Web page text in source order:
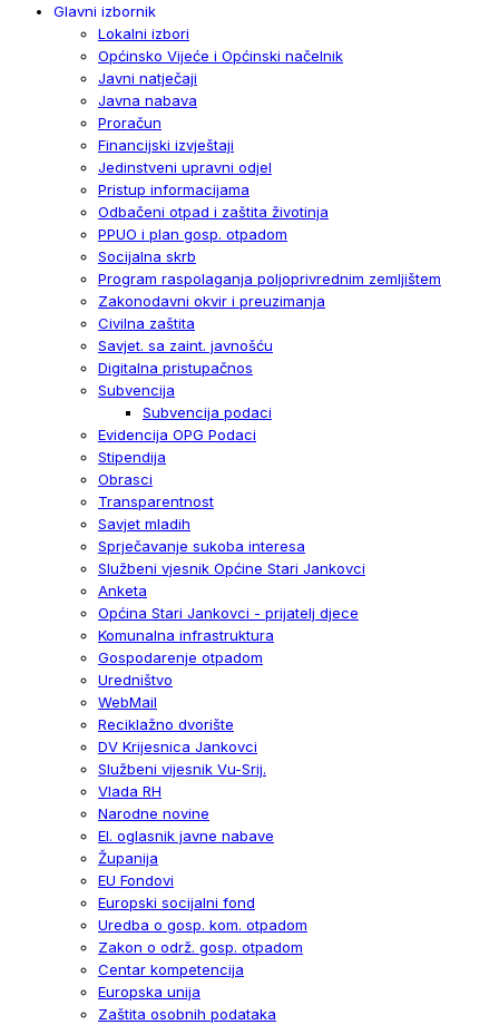
Glavni izbornik
Lokalni izbori
Općinsko Vijeće i Općinski načelnik
Javni natječaji
Javna nabava
Proračun
Financijski izvještaji
Jedinstveni upravni odjel
Pristup informacijama
Odbačeni otpad i zaštita životinja
PPUO i plan gosp. otpadom
Socijalna skrb
Program raspolaganja poljoprivrednim zemljištem
Zakonodavni okvir i preuzimanja
Civilna zaštita
Savjet. sa zaint. javnošću
Digitalna pristupačnos
Subvencija
Subvencija podaci
Evidencija OPG Podaci
Stipendija
Obrasci
Transparentnost
Savjet mladih
Sprječavanje sukoba interesa
Službeni vjesnik Općine Stari Jankovci
Anketa
Općina Stari Jankovci - prijatelj djece
Komunalna infrastruktura
Gospodarenje otpadom
Uredništvo
WebMail
Reciklažno dvorište
DV Krijesnica Jankovci
Službeni vijesnik Vu-Srij.
Vlada RH
Narodne novine
El. oglasnik javne nabave
Županija
EU Fondovi
Europski socijalni fond
Uredba o gosp. kom. otpadom
Zakon o održ. gosp. otpadom
Centar kompetencija
Europska unija
Zaštita osobnih podataka